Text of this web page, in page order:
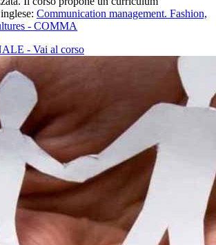
Communication management. Fashion,
- COMMA
- Vai al corso